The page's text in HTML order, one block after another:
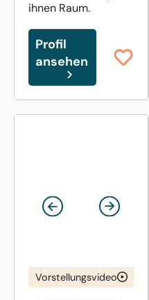
ihnen Raum.
Profil
ansehen
Vorstellungsvideo